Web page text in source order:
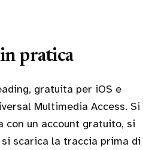
pratica
gratuita per iOS e
Multimedia Access. Si
con un account gratuito, si
scarica la traccia prima di